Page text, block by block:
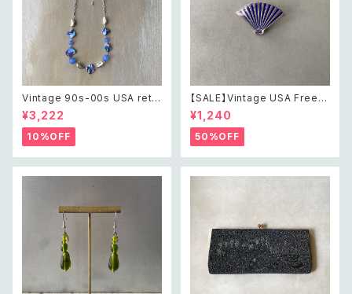
Vintage 90s-00s USA retr
o aurora blue shell beads
necklace レトロ アメリカ ヴィ
ンテージ アクセサリー オーロラ
ブルー シェル ビーズ ネックレス
¥3,222
10%OFF
【SALE】Vintage USA Freem
ason order of the eastern
star hand fan pin brooch ア
メリカ ヴィンテージ アクセサリ
ー フリーメイソン オーダーオブ
ザ イースタンスター 扇子 ピン
ブローチ
¥1,240
50%OFF